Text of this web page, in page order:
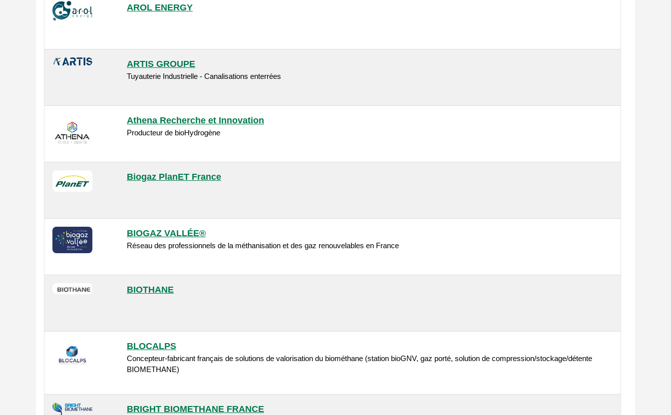
AROL ENERGY
ARTIS GROUPE
Tuyauterie Industrielle - Canalisations enterrées
Athena Recherche et Innovation
Producteur de bioHydrogène
Biogaz PlanET France
BIOGAZ VALLÉE®
Réseau des professionnels de la méthanisation et des gaz renouvelables en France
BIOTHANE
BLOCALPS
Concepteur-fabricant français de solutions de valorisation du biométhane (station bioGNV, gaz porté, solution de compression/stockage/détente
BIOMETHANE)
BRIGHT BIOMETHANE FRANCE